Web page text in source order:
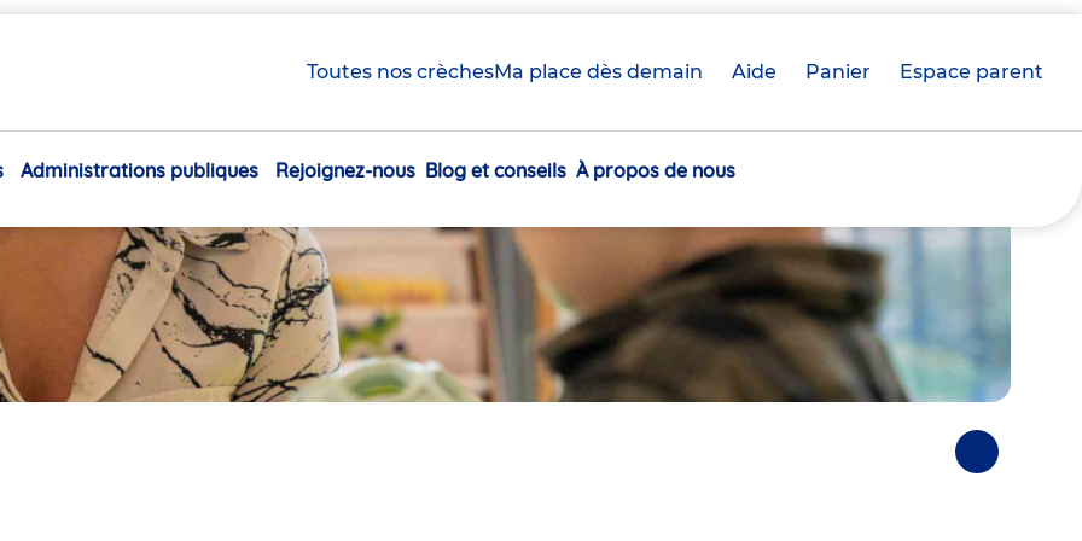
Toutes nos crèchesMa place dès demain Aide Panier crèche(s)
Espace parent
Navigation
Administrations publiques Rejoignez-nous Blog et conseils À propos de nous
Photos
suivantes